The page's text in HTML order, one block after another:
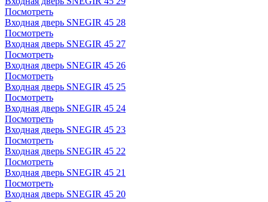
Посмотреть
Входная дверь SNEGIR 45 28
Посмотреть
Входная дверь SNEGIR 45 27
Посмотреть
Входная дверь SNEGIR 45 26
Посмотреть
Входная дверь SNEGIR 45 25
Посмотреть
Входная дверь SNEGIR 45 24
Посмотреть
Входная дверь SNEGIR 45 23
Посмотреть
Входная дверь SNEGIR 45 22
Посмотреть
Входная дверь SNEGIR 45 21
Посмотреть
Входная дверь SNEGIR 45 20